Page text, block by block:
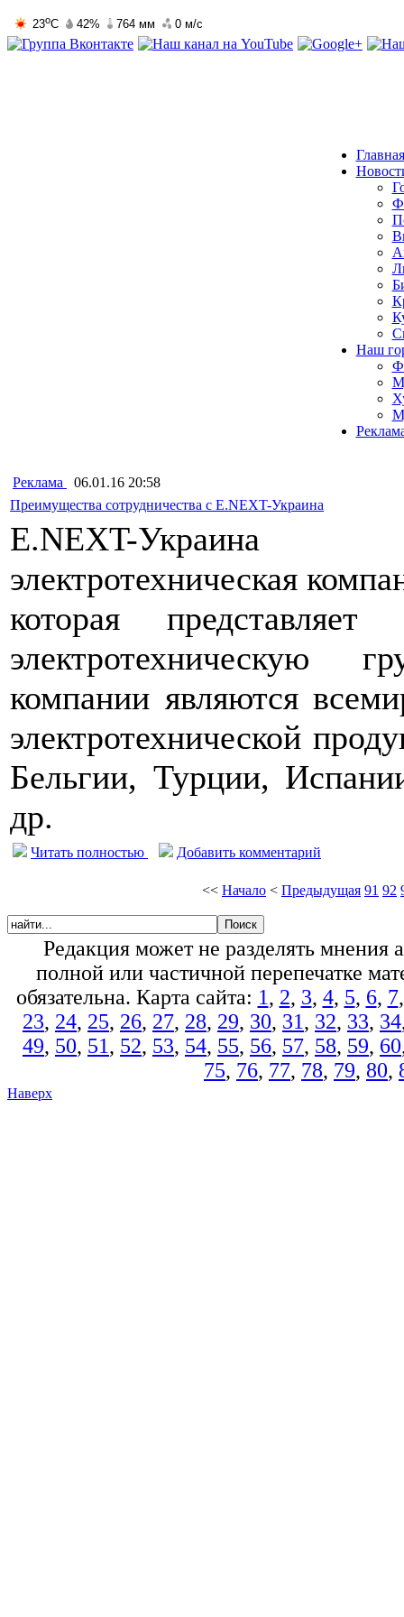
Главная
Наш
Реклама
06.01.16 20:58
Преимущества сотрудничества с E.NEXT-Украина
E.NEXT-
электротехническая
которая
электротехническую
компании являются
электротехнической
Бельгии, Турции,
др.
Читать полностью Добавить комментарий
<< Начало < Предыдущая 91 92
Редакция может не разделять
полной или частичной перепечатке
обязательна. Карта сайта: 1, 2, 3, 4, 5, 6, 7
23, 24, 25, 26, 27, 28, 29, 30, 31, 32, 33, 34
49, 50, 51, 52, 53, 54, 55, 56, 57, 58, 59, 60
75, 76, 77, 78, 79, 80,
Наверх